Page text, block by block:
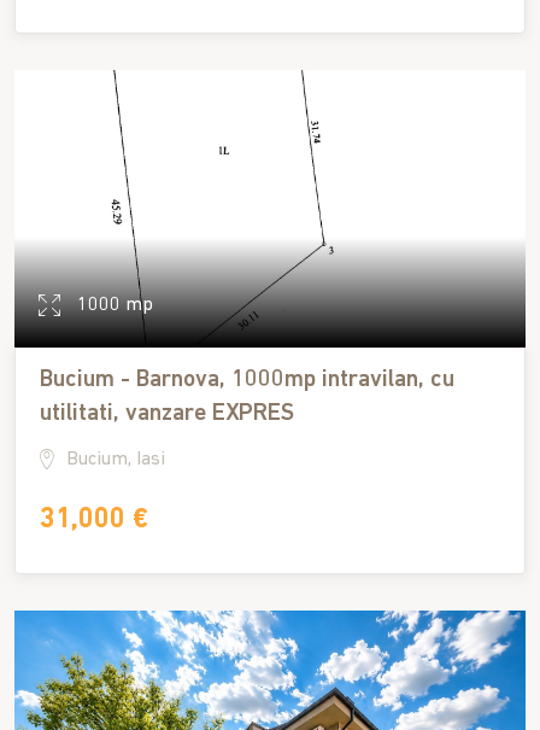
1000 mp
Bucium - Barnova, 1000mp intravilan, cu
utilitati, vanzare EXPRES
Bucium, Iasi
31,000 €